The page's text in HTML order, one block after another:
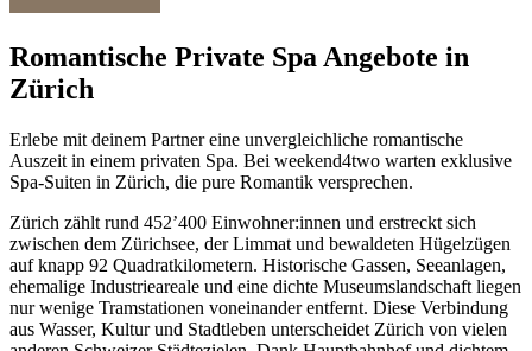
Romantische Private Spa Angebote in
Zürich
Erlebe mit deinem Partner eine unvergleichliche romantische
Auszeit in einem privaten Spa. Bei weekend4two warten exklusive
Spa-Suiten in Zürich, die pure Romantik versprechen.
Zürich zählt rund 452’400 Einwohner:innen und erstreckt sich
zwischen dem Zürichsee, der Limmat und bewaldeten Hügelzügen
auf knapp 92 Quadratkilometern. Historische Gassen, Seeanlagen,
ehemalige Industrieareale und eine dichte Museumslandschaft liegen
nur wenige Tramstationen voneinander entfernt. Diese Verbindung
aus Wasser, Kultur und Stadtleben unterscheidet Zürich von vielen